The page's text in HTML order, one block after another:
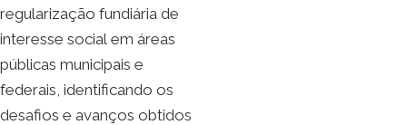
regularização fundiária de
interesse social em áreas
públicas municipais e
federais, identificando os
desafios e avanços obtidos